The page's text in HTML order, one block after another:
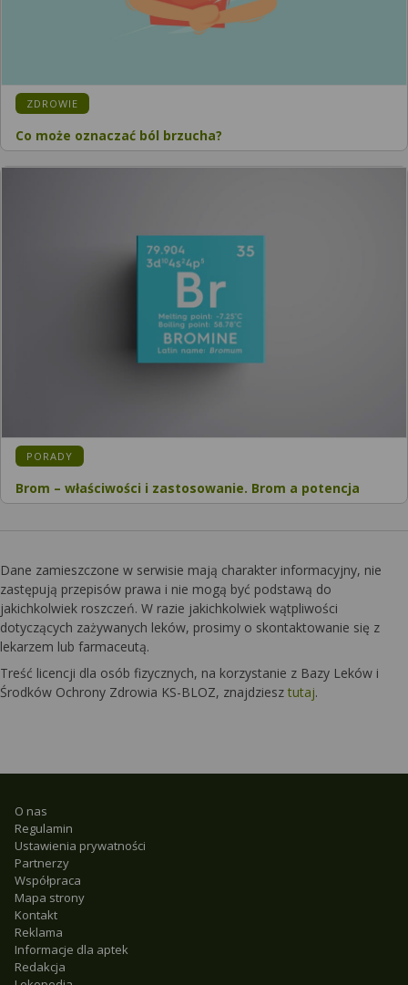
KATEGORIA:
ZDROWIE
Co może oznaczać ból brzucha?
KATEGORIA:
PORADY
Brom – właściwości i zastosowanie. Brom a potencja
Dane zamieszczone w serwisie mają charakter informacyjny, nie
zastępują przepisów prawa i nie mogą być podstawą do
jakichkolwiek roszczeń. W razie jakichkolwiek wątpliwości
dotyczących zażywanych leków, prosimy o skontaktowanie się z
lekarzem lub farmaceutą.
Treść licencji dla osób fizycznych, na korzystanie z Bazy Leków i
Środków Ochrony Zdrowia KS-BLOZ, znajdziesz tutaj.
O nas
Regulamin
Ustawienia prywatności
Partnerzy
Współpraca
Mapa strony
Kontakt
Reklama
Informacje dla aptek
Redakcja